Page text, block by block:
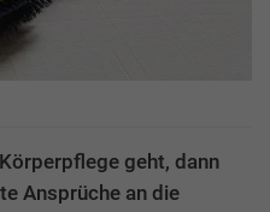
geht, dann
Ansprüche an die